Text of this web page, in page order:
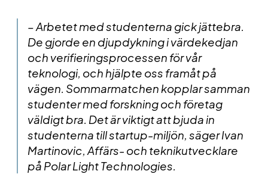
– Arbetet med studenterna gick jättebra.
De gjorde en djupdykning i värdekedjan
och verifieringsprocessen för vår
teknologi, och hjälpte oss framåt på
vägen. Sommarmatchen kopplar samman
studenter med forskning och företag
väldigt bra. Det är viktigt att bjuda in
studenterna till startup-miljön, säger Ivan
Martinovic, Affärs- och teknikutvecklare
på Polar Light Technologies.